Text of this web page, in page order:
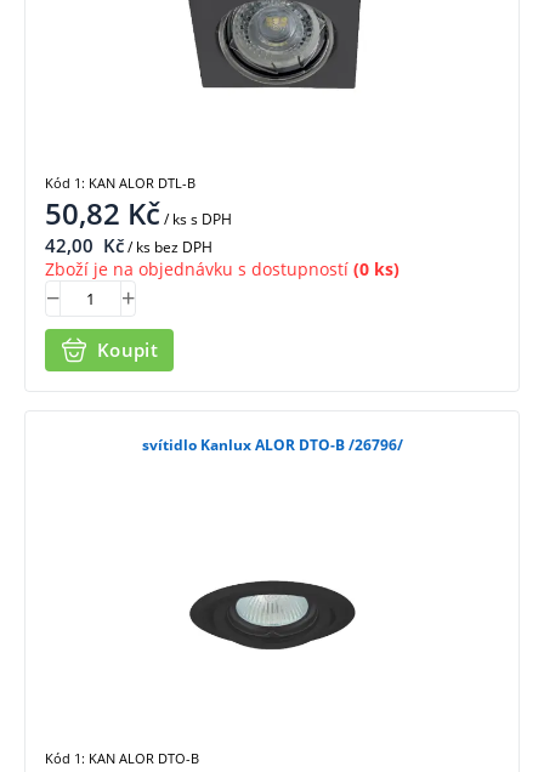
50,82 Kč/ kss DPH
42,00 Kč/ ks bez DPH
Zboží je na objednávku s dostupností (0 ks)
Koupit
Kód 1: KAN ALOR DTL-B
svítidlo Kanlux ALOR DTO-B /26796/
Kód 1: KAN ALOR DTO-B